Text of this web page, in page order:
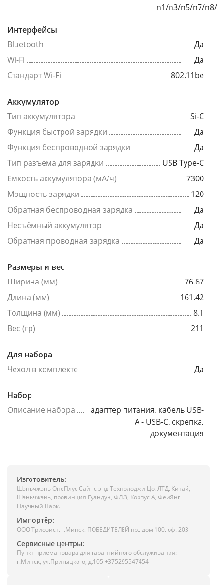
n1/n3/n5/n7/
Интерфейсы
Bluetooth
Да
Wi-Fi
Да
Стандарт Wi-Fi
802.11be
Аккумулятор
Тип аккумулятора
Si-C
Функция быстрой зарядки
Да
Функция беспроводной зарядки
Да
Тип разъема для зарядки
USB Type-C
Емкость аккумулятора (мА/ч)
7300
Мощность зарядки
120
Обратная беспроводная зарядка
Да
Несъёмный аккумулятор
Да
Обратная проводная зарядка
Да
Размеры и вес
Ширина (мм)
76.67
Длина (мм)
161.42
Толщина (мм)
8.1
Вес (гр)
211
Для набора
Чехол в комплекте
Да
Набор
Описание набора
адаптер питания, кабель USB-
A - USB-C, скрепка,
документация
Изготовитель:
Шэньчжэнь ОнеПлус Сайнс энд Технолоджи Цо. ЛТД. Китай,
Шэньчжэнь, провинция Гуандун, ФЛ.3, Корпус А, ФеиЯнг
Научный Парк.
Импортёр:
ООО Триовист, г.Минск, ПОБЕДИТЕЛЕЙ пр., дом 100, оф. 203
Сервисные центры:
Пункт приема товара для гарантийного обслуживания:
г.Минск, ул.Притыцкого, д.105 +375295547454